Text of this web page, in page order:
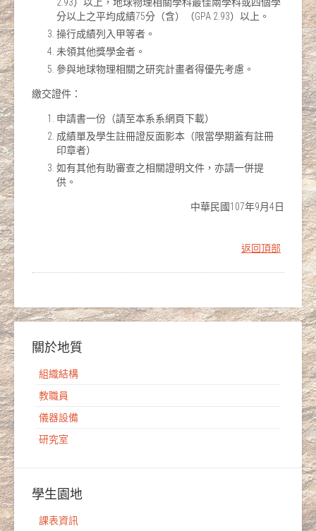
分以上之平均成績75分（含）（GPA 2.93）以上。
操行成績列入甲等者。
未領其他獎學金者。
參與地球物理相關之研究計畫者得優先考慮。
繳交證件：
申請書一份（請至本系系網頁下載）
成績單及學生註冊證反面影本（限當學期蓋有註冊
印章者）
如有其他有助審查之相關證明文件，亦請一併提
供。
中華民國107年9月4日
返回頂部
關於地質
組織結構
教職員
儀器設備
研究室
學生園地
課表資訊